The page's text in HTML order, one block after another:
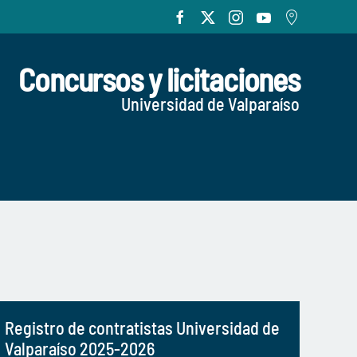
Concursos y licitaciones
Universidad de Valparaíso
Registro de contratistas Universidad de
Valparaíso 2025-2026